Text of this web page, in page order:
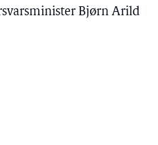
Bjørn Arild